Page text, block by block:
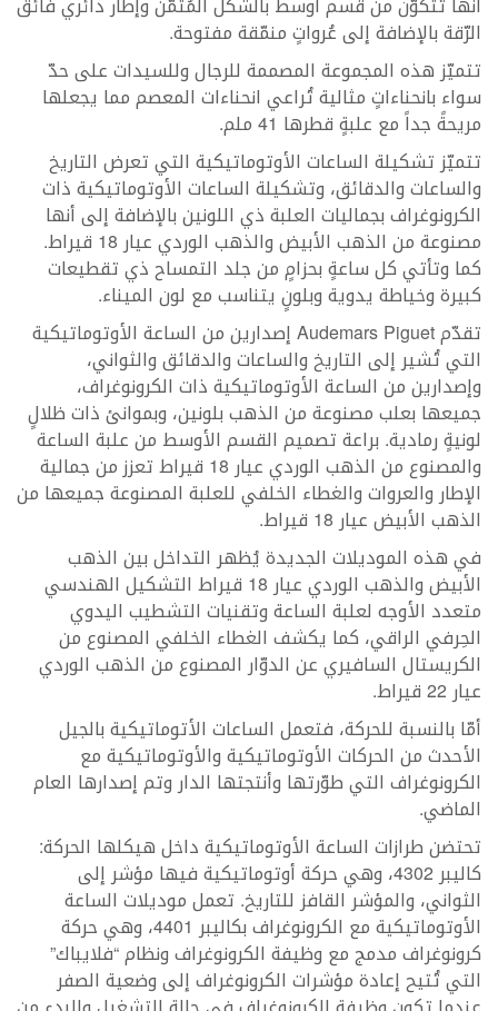
الرّقة بالإضافة إلى عُرواتٍ منمّقة مفتوحة.
تتميّز هذه المجموعة المصممة للرجال وللسيدات على حدّ
سواء بانحناءاتٍ مثالية تُراعي انحناءات المعصم مما يجعلها
مريحةً جداً مع علبةٍ قطرها 41 ملم.
تتميّز تشكيلة الساعات الأوتوماتيكية التي تعرض التاريخ
والساعات والدقائق، وتشكيلة الساعات الأوتوماتيكية ذات
الكرونوغراف بجماليات العلبة ذي اللونين بالإضافة إلى أنها
مصنوعة من الذهب الأبيض والذهب الوردي عيار 18 قيراط.
كما وتأتي كل ساعةٍ بحزامٍ من جلد التمساح ذي تقطيعات
كبيرة وخياطة يدوية وبلونٍ يتناسب مع لون الميناء.
تقدّم Audemars Piguet إصدارين من الساعة الأوتوماتيكية
التي تُشير إلى التاريخ والساعات والدقائق والثواني،
وإصدارين من الساعة الأوتوماتيكية ذات الكرونوغراف،
جميعها بعلب مصنوعة من الذهب بلونين، وبموانئ ذات ظلالٍ
لونيةٍ رمادية. براعة تصميم القسم الأوسط من علبة الساعة
والمصنوع من الذهب الوردي عيار 18 قيراط تعزز من جمالية
الإطار والعروات والغطاء الخلفي للعلبة المصنوعة جميعها من
الذهب الأبيض عيار 18 قيراط.
في هذه الموديلات الجديدة يُظهر التداخل بين الذهب
الأبيض والذهب الوردي عيار 18 قيراط التشكيل الهندسي
متعدد الأوجه لعلبة الساعة وتقنيات التشطيب اليدوي
الحِرفي الراقي، كما يكشف الغطاء الخلفي المصنوع من
الكريستال السافيري عن الدوّار المصنوع من الذهب الوردي
عيار 22 قيراط.
أمّا بالنسبة للحركة، فتعمل الساعات الأتوماتيكية بالجيل
الأحدث من الحركات الأوتوماتيكية والأوتوماتيكية مع
الكرونوغراف التي طوّرتها وأنتجتها الدار وتم إصدارها العام
الماضي.
تحتضن طرازات الساعة الأوتوماتيكية داخل هيكلها الحركة:
كاليبر 4302، وهي حركة أوتوماتيكية فيها مؤشر إلى
الثواني، والمؤشر القافز للتاريخ. تعمل موديلات الساعة
الأوتوماتيكية مع الكرونوغراف بكاليبر 4401، وهي حركة
كرونوغراف مدمج مع وظيفة الكرونوغراف ونظام “فلايباك”
التي تُتيح إعادة مؤشرات الكرونوغراف إلى وضعية الصفر